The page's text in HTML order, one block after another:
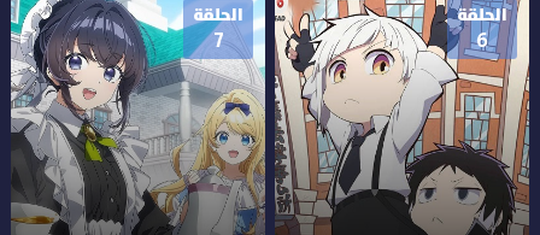
الحلقة
6
الحلقة
7